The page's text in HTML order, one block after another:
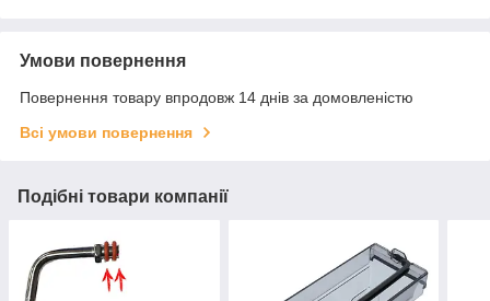
Умови повернення
Повернення товару впродовж 14 днів за домовленістю
Всі умови повернення
Подібні товари компанії